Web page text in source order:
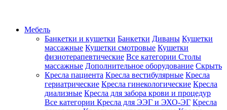
Мебель
Банкетки и кушетки Банкетки Диваны Кушетки
массажные Кушетки смотровые Кушетки
физиотерапевтические Все категории Столы
массажные Дополнительное оборудование Скрыть
Кресла пациента Кресла вестибулярные Кресла
гериатрические Кресла гинекологические Кресла
диализные Кресла для забора крови и процедур
Все категории Кресла для ЭЭГ и ЭХО-ЭГ Кресла